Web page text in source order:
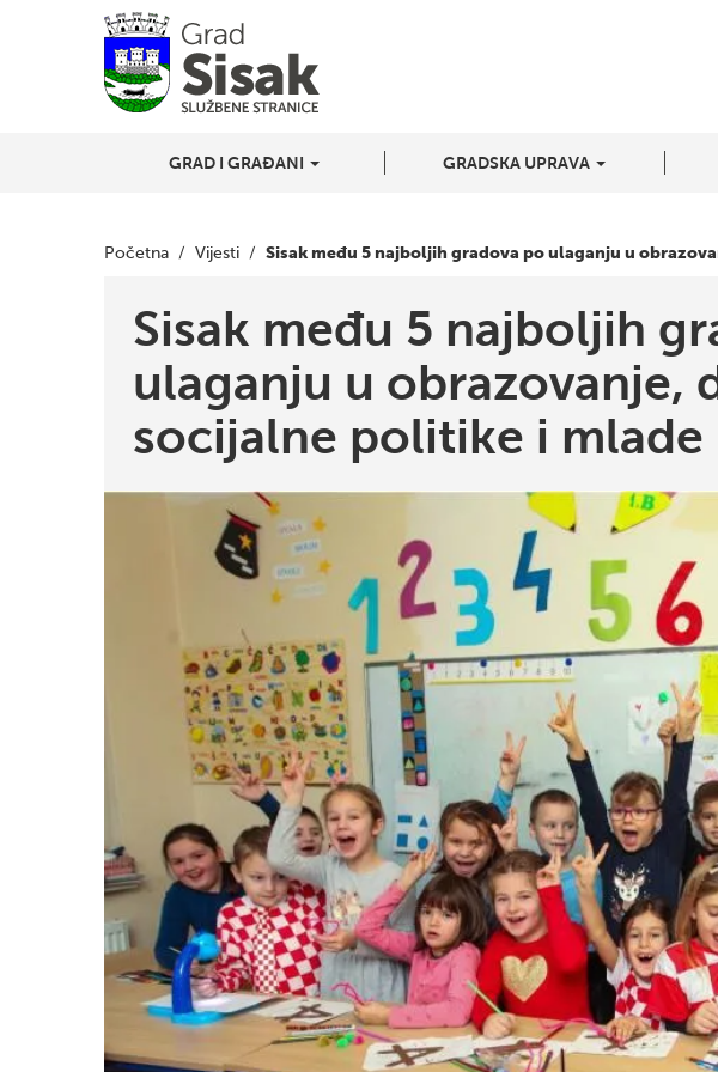
GRAD I GRAĐANI GRADSKA UPRAVA
Početna / Vijesti / Sisak među 5 najboljih gradova po ulaganju u
Sisak među 5 najboljih
ulaganju u obrazovanje,
socijalne politike i mlade